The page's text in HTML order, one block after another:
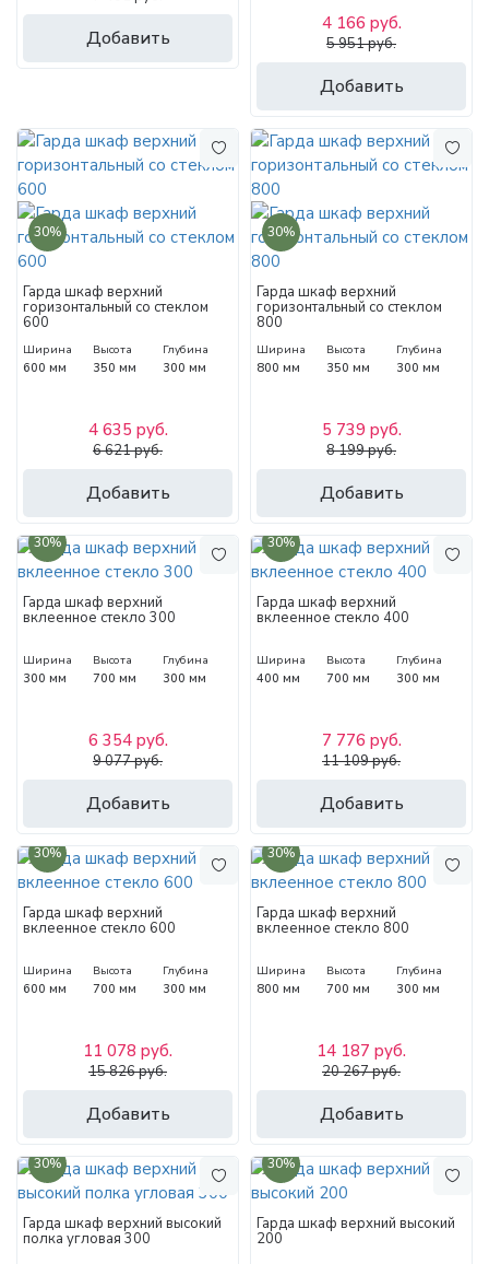
Добавить
Добавить
4 166 руб.
5 951 руб.
30%
Гарда шкаф верхний
горизонтальный со стеклом
600
Ширина
600 мм
Высота
350 мм
Глубина
300 мм
Добавить
4 635 руб.
6 621 руб.
30%
Гарда шкаф верхний
горизонтальный со стеклом
800
Ширина
800 мм
Высота
350 мм
Глубина
300 мм
Добавить
5 739 руб.
8 199 руб.
30%
Гарда шкаф верхний
вклеенное стекло 300
Ширина
300 мм
Высота
700 мм
Глубина
300 мм
Добавить
6 354 руб.
9 077 руб.
30%
Гарда шкаф верхний
вклеенное стекло 400
Ширина
400 мм
Высота
700 мм
Глубина
300 мм
Добавить
7 776 руб.
11 109 руб.
30%
Гарда шкаф верхний
вклеенное стекло 600
Ширина
600 мм
Высота
700 мм
Глубина
300 мм
Добавить
11 078 руб.
15 826 руб.
30%
Гарда шкаф верхний
вклеенное стекло 800
Ширина
800 мм
Высота
700 мм
Глубина
300 мм
Добавить
14 187 руб.
20 267 руб.
30%
Гарда шкаф верхний высокий
полка угловая 300
30%
Гарда шкаф верхний высокий
200